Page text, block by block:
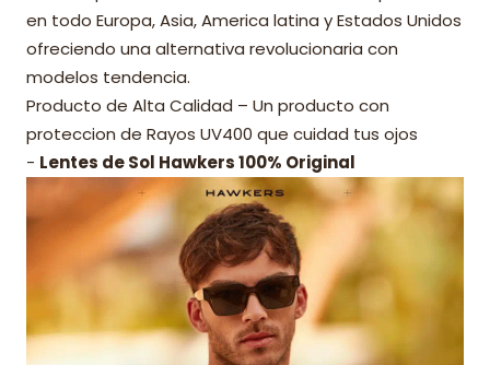
en todo Europa, Asia, America latina y Estados Unidos
ofreciendo una alternativa revolucionaria con
modelos tendencia.
Producto de Alta Calidad – Un producto con
proteccion de Rayos UV400 que cuidad tus ojos
- Lentes de Sol Hawkers 100% Original